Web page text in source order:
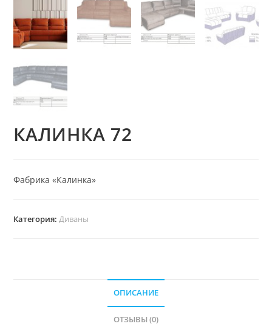
КАЛИНКА 72
Фабрика «Калинка»
Категория:Диваны
ОПИСАНИЕ
ОТЗЫВЫ (0)